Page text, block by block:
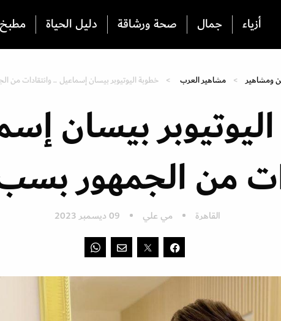
أزياء جمال صحة ورشاقة دليل الحياة
ومشاهير مشاهير العرب خطوبة اليوتيوبر بيسان إسماعيل .. وانتقادات من
بيسان
من الجمهور
القاهرة مي علي 09 ديسمبر 2023